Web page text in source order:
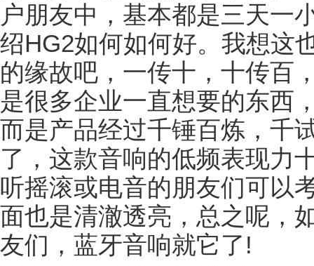
户朋友中，基本都是三天一
绍HG2如何如何好。我想这
的缘故吧，一传十，十传百
是很多企业一直想要的东西
而是产品经过千锤百炼，千
了，这款音响的低频表现力
听摇滚或电音的朋友们可以
面也是清澈透亮，总之呢，
友们，蓝牙音响就它了!